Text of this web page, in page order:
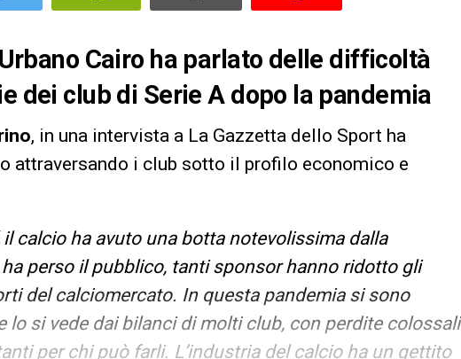
Cairo ha parlato delle difficoltà
dei club di Serie A dopo la pandemia
, in una intervista a La Gazzetta dello Sport ha
attraversando i club sotto il profilo economico e
calcio ha avuto una botta notevolissima dalla
perso il pubblico, tanti sponsor hanno ridotto gli
del calciomercato. In questa pandemia si sono
lo si vede dai bilanci di molti club, con perdite colossali
per chi può farli. L’industria del calcio ha un gettito